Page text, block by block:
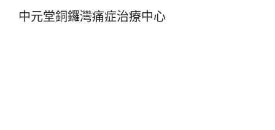
中元堂銅鑼灣痛症治療中心